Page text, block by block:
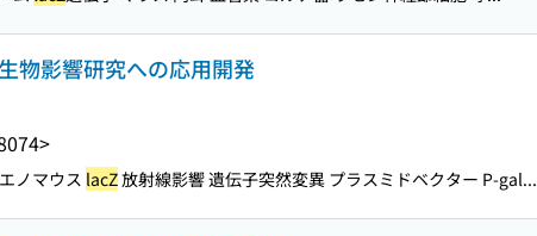
物影響研究への応用開発
ノマウス lacZ放射線影響 遺伝子突然変異 プラスミドベクター P-gal...